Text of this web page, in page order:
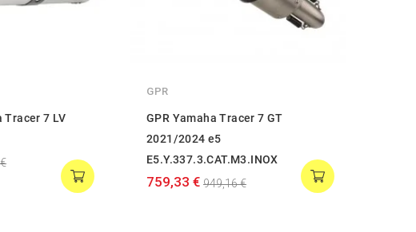
Tracer 7 LV
GPR
GPR Yamaha Tracer 7 GT
2021/2024 e5
E5.Y.337.3.CAT.M3.INOX
759,33 € 949,16 €